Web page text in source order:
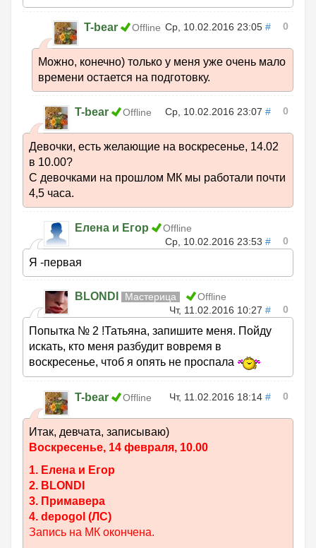
T-bear Offline Ср, 10.02.2016 23:05 # 0
Можно, конечно) только у меня уже очень мало
времени остается на подготовку.
T-bear Offline Ср, 10.02.2016 23:07 # 0
Девочки, есть желающие на воскресенье, 14.02
в 10.00?
С девочками на прошлом МК мы работали почти
4,5 часа.
Елена и Егор
Offline
Ср, 10.02.2016 23:53 # 0
Я -первая
BLONDI Мастерица
Offline
Чт, 11.02.2016 10:27 # 0
Попытка № 2 !Татьяна, запишите меня. Пойду
искать, кто меня разбудит вовремя в
воскресенье, чтоб я опять не проспала
T-bear Offline Чт, 11.02.2016 18:14 # 0
Итак, девчата, записываю)
Воскресенье, 14 февраля, 10.00
1. Елена и Егор
2. BLONDI
3. Примавера
4. depogol (ЛС)
Запись на МК окончена.